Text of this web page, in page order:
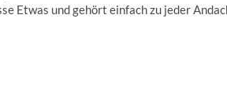
Etwas und gehört einfach zu jeder